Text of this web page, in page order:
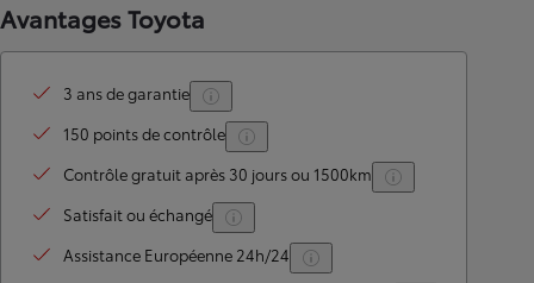
Avantages Toyota
3 ans de garantie
150 points de contrôle
Contrôle gratuit après 30 jours ou 1500km
Satisfait ou échangé
Assistance Européenne 24h/24